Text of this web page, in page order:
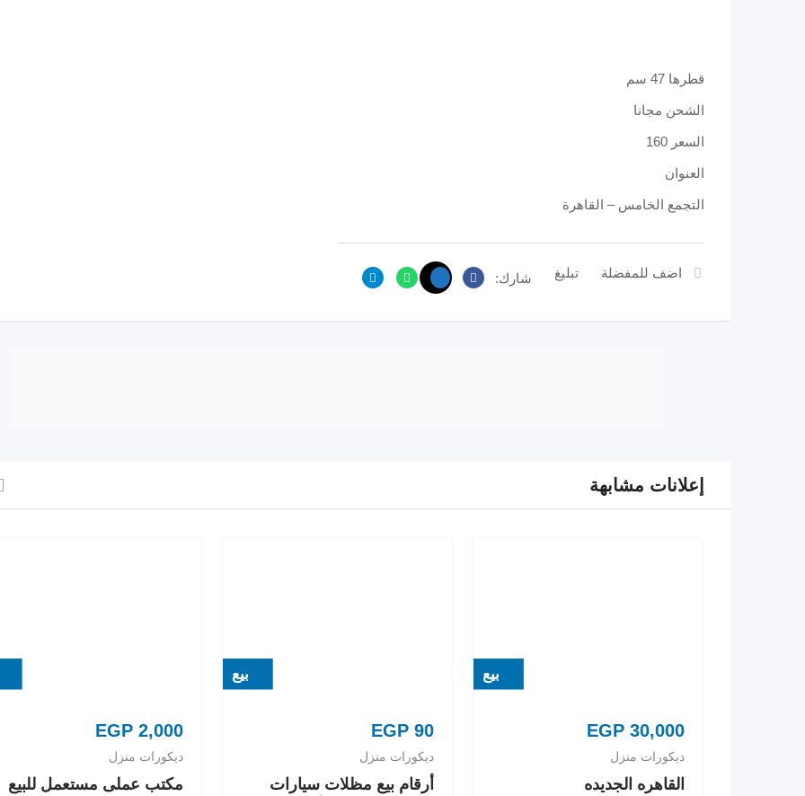
قطرها 47 سم
الشحن مجانا
السعر 160
العنوان
التجمع الخامس – القاهرة
اضف للمفضلة تبليغ شارك:
إعلانات مشابهة
بيع
EGP 30,000
ديكورات منزل
القاهره الجديده
بيع
EGP90
ديكورات منزل
أرقام بيع مظلات سيارات
EGP2,000
ديكورات منزل
مكتب عملى مستعمل للبيع